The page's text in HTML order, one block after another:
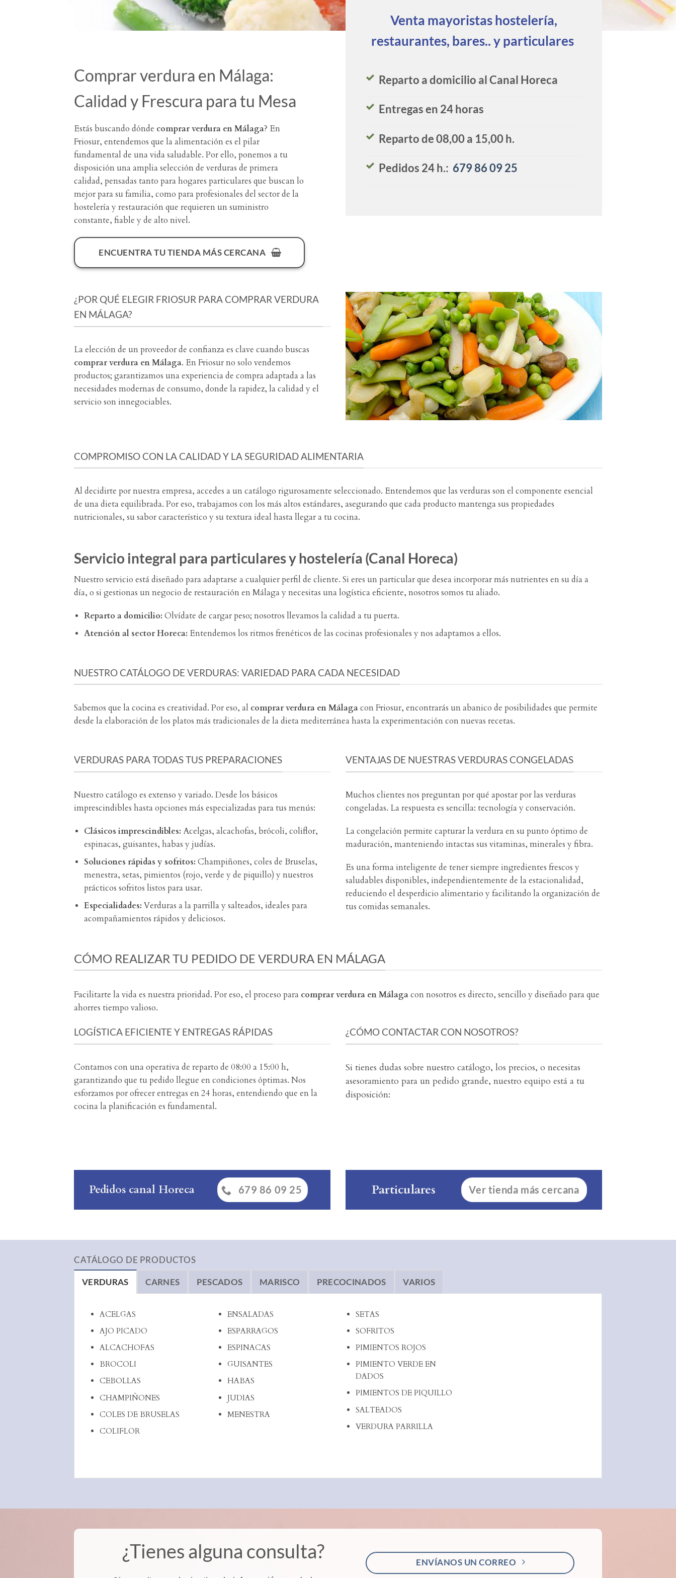
Comprar verdura en Málaga:
Calidad y Frescura para tu Mesa
Estás buscando dónde comprar verdura en Málaga? En
Friosur, entendemos que la alimentación es el pilar
fundamental de una vida saludable. Por ello, ponemos a tu
disposición una amplia selección de verduras de primera
calidad, pensadas tanto para hogares particulares que buscan lo
mejor para su familia, como para profesionales del sector de la
hostelería y restauración que requieren un suministro
constante, fiable y de alto nivel.
ENCUENTRA TU TIENDA MÁS CERCANA
Venta mayoristas hostelería,
restaurantes, bares.. y particulares
Reparto a domicilio al Canal Horeca
Entregas en 24 horas
Reparto de 08,00 a 15,00 h.
Pedidos 24 h.: 679 86 09 25
¿POR QUÉ ELEGIR FRIOSUR PARA COMPRAR VERDURA
EN MÁLAGA?
La elección de un proveedor de confianza es clave cuando buscas
comprar verdura en Málaga. En Friosur no solo vendemos
productos; garantizamos una experiencia de compra adaptada a las
necesidades modernas de consumo, donde la rapidez, la calidad y el
servicio son innegociables.
COMPROMISO CON LA CALIDAD Y LA SEGURIDAD ALIMENTARIA
Al decidirte por nuestra empresa, accedes a un catálogo rigurosamente seleccionado. Entendemos que las verduras son el componente esencial
de una dieta equilibrada. Por eso, trabajamos con los más altos estándares, asegurando que cada producto mantenga sus propiedades
nutricionales, su sabor característico y su textura ideal hasta llegar a tu cocina.
Servicio integral para particulares y hostelería (Canal Horeca)
Nuestro servicio está diseñado para adaptarse a cualquier perfil de cliente. Si eres un particular que desea incorporar más nutrientes en su día a
día, o si gestionas un negocio de restauración en Málaga y necesitas una logística eficiente, nosotros somos tu aliado.
Reparto a domicilio: Olvídate de cargar peso; nosotros llevamos la calidad a tu puerta.
Atención al sector Horeca: Entendemos los ritmos frenéticos de las cocinas profesionales y nos adaptamos a ellos.
NUESTRO CATÁLOGO DE VERDURAS: VARIEDAD PARA CADA NECESIDAD
Sabemos que la cocina es creatividad. Por eso, al comprar verdura en Málagacon Friosur, encontrarás un abanico de posibilidades que permite
desde la elaboración de los platos más tradicionales de la dieta mediterránea hasta la experimentación con nuevas recetas.
VERDURAS PARA TODAS TUS PREPARACIONES
Nuestro catálogo es extenso y variado. Desde los básicos
imprescindibles hasta opciones más especializadas para tus menús:
Clásicos imprescindibles: Acelgas, alcachofas, brócoli, coliflor,
espinacas, guisantes, habas y judías.
Soluciones rápidas y sofritos: Champiñones, coles de Bruselas,
menestra, setas, pimientos (rojo, verde y de piquillo) y nuestros
prácticos sofritos listos para usar.
Especialidades: Verduras a la parrilla y salteados, ideales para
acompañamientos rápidos y deliciosos.
VENTAJAS DE NUESTRAS VERDURAS CONGELADAS
Muchos clientes nos preguntan por qué apostar por las verduras
congeladas. La respuesta es sencilla: tecnología y conservación.
La congelación permite capturar la verdura en su punto óptimo de
maduración, manteniendo intactas sus vitaminas, minerales y fibra.
Es una forma inteligente de tener siempre ingredientes frescos y
saludables disponibles, independientemente de la estacionalidad,
reduciendo el desperdicio alimentario y facilitando la organización de
tus comidas semanales.
CÓMO REALIZAR TU PEDIDO DE VERDURA EN MÁLAGA
Facilitarte la vida es nuestra prioridad. Por eso, el proceso para comprar verdura en Málagacon nosotros es directo, sencillo y diseñado para que
ahorres tiempo valioso.
LOGÍSTICA EFICIENTE Y ENTREGAS RÁPIDAS
Contamos con una operativa de reparto de 08:00 a 15:00 h,
garantizando que tu pedido llegue en condiciones óptimas. Nos
esforzamos por ofrecer entregas en 24 horas, entendiendo que en la
cocina la planificación es fundamental.
¿CÓMO CONTACTAR CON NOSOTROS?
Si tienes dudas sobre nuestro catálogo, los precios, o necesitas
asesoramiento para un pedido grande, nuestro equipo está a tu
disposición:
Pedidos canal Horeca 679 86 09 25 Particulares Ver tienda más cercana
CATÁLOGO DE PRODUCTOS
VERDURAS CARNES PESCADOS MARISCO PRECOCINADOS VARIOS
ACELGAS
AJO PICADO
ALCACHOFAS
BROCOLI
CEBOLLAS
CHAMPIÑONES
COLES DE BRUSELAS
COLIFLOR
ENSALADAS
ESPARRAGOS
ESPINACAS
GUISANTES
HABAS
JUDIAS
MENESTRA
SETAS
SOFRITOS
PIMIENTOS ROJOS
PIMIENTO VERDE EN
DADOS
PIMIENTOS DE PIQUILLO
SALTEADOS
VERDURA PARRILLA
¿Tienes alguna consulta? ENVÍANOS UN CORREO